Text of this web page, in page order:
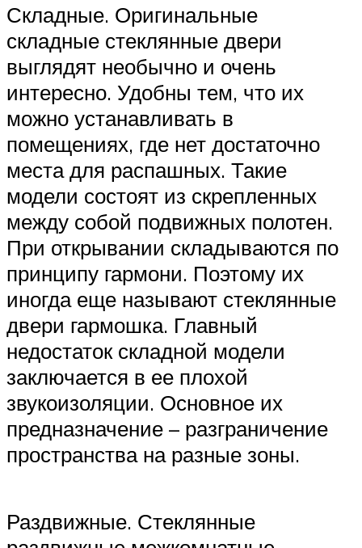
Складные. Оригинальные
складные стеклянные двери
выглядят необычно и очень
интересно. Удобны тем, что их
можно устанавливать в
помещениях, где нет достаточно
места для распашных. Такие
модели состоят из скрепленных
между собой подвижных полотен.
При открывании складываются по
принципу гармони. Поэтому их
иногда еще называют стеклянные
двери гармошка. Главный
недостаток складной модели
заключается в ее плохой
звукоизоляции. Основное их
предназначение – разграничение
пространства на разные зоны.
Раздвижные. Стеклянные